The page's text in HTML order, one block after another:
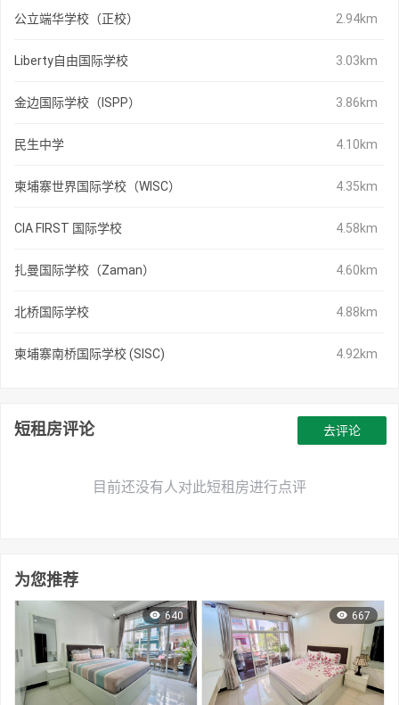
公立端华学校（正校） 2.94km
Liberty自由国际学校 3.03km
金边国际学校（ISPP） 3.86km
民生中学 4.10km
柬埔寨世界国际学校（WISC） 4.35km
CIA FIRST 国际学校 4.58km
扎曼国际学校（Zaman） 4.60km
北桥国际学校 4.88km
柬埔寨南桥国际学校 (SISC) 4.92km
短租房评论
目前还没有人对此短租房进行点评
去评论
为您推荐
640 667